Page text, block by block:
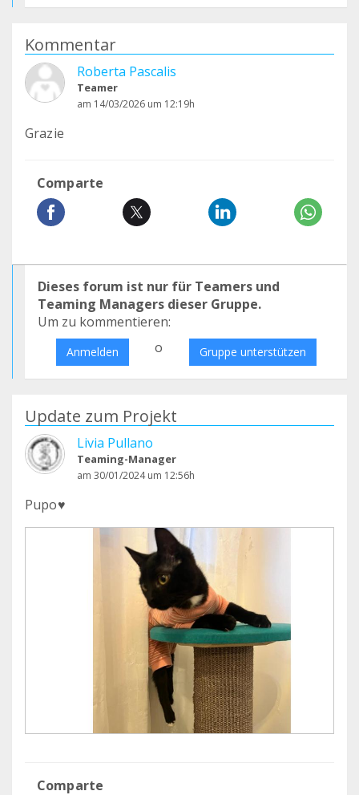
Kommentar
Roberta Pascalis
Teamer
am 14/03/2026 um 12:19h
Grazie
Comparte
Dieses forum ist nur für Teamers und
Teaming Managers dieser Gruppe.
Um zu kommentieren:
Anmelden o Gruppe unterstützen
Update zum Projekt
Livia Pullano
Teaming-Manager
am 30/01/2024 um 12:56h
Pupo♥️
Comparte